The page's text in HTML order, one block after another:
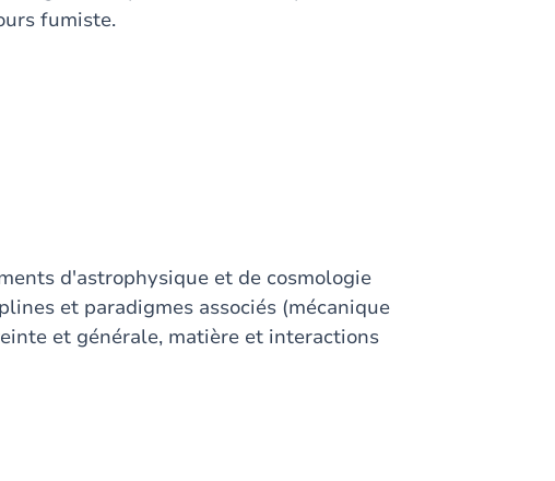
fumiste.
d'astrophysique et de cosmologie
et paradigmes associés (mécanique
et générale, matière et interactions